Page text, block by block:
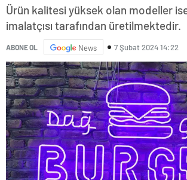
Ürün kalitesi yüksek olan modeller
imalatçısı tarafından üretilmektedir.
ABONE OL News 7 Şubat 2024 14:22